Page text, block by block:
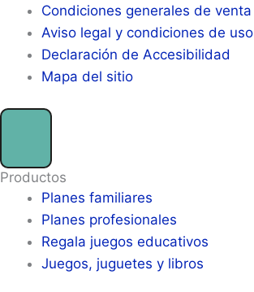
Condiciones generales de venta
Aviso legal y condiciones de uso
Declaración de Accesibilidad
Mapa del sitio
Productos
Planes familiares
Planes profesionales
Regala juegos educativos
Juegos, juguetes y libros